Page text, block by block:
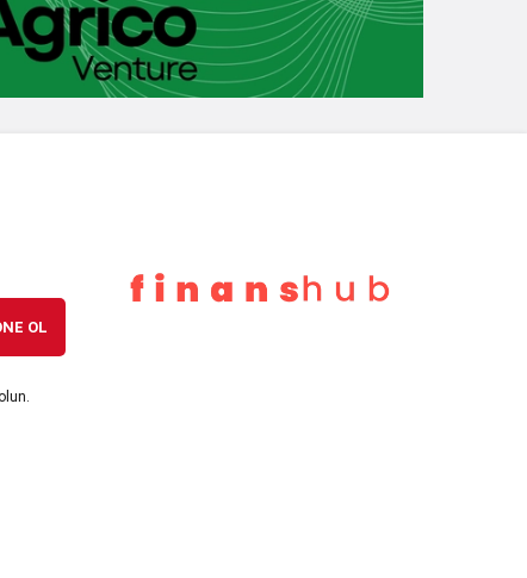
7 ay önce
Erdoğan’dan Emekli Aylığı Açıklaması: En
OL